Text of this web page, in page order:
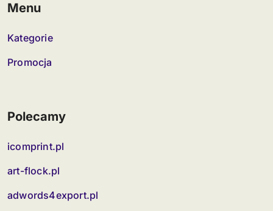
Menu
Kategorie
Promocja
Polecamy
icomprint.pl
art-flock.pl
adwords4export.pl